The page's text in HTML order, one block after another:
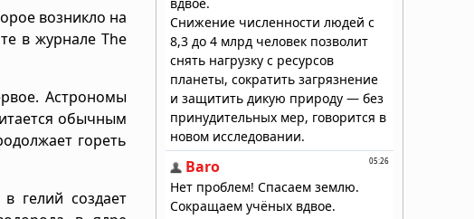
возникло на
в журнале The
Астрономы
обычным
гореть
гелий создает